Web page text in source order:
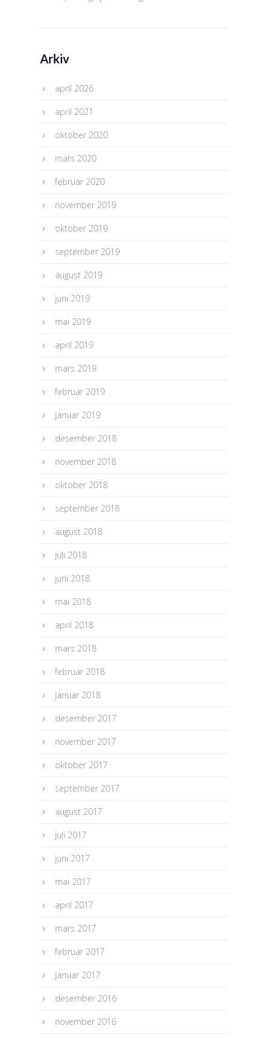
Arkiv
april 2026
april 2021
oktober 2020
mars 2020
februar 2020
november 2019
oktober 2019
september 2019
august 2019
juni 2019
mai 2019
april 2019
mars 2019
februar 2019
januar 2019
desember 2018
november 2018
oktober 2018
september 2018
august 2018
juli 2018
juni 2018
mai 2018
april 2018
mars 2018
februar 2018
januar 2018
desember 2017
november 2017
oktober 2017
september 2017
august 2017
juli 2017
juni 2017
mai 2017
april 2017
mars 2017
februar 2017
januar 2017
desember 2016
november 2016